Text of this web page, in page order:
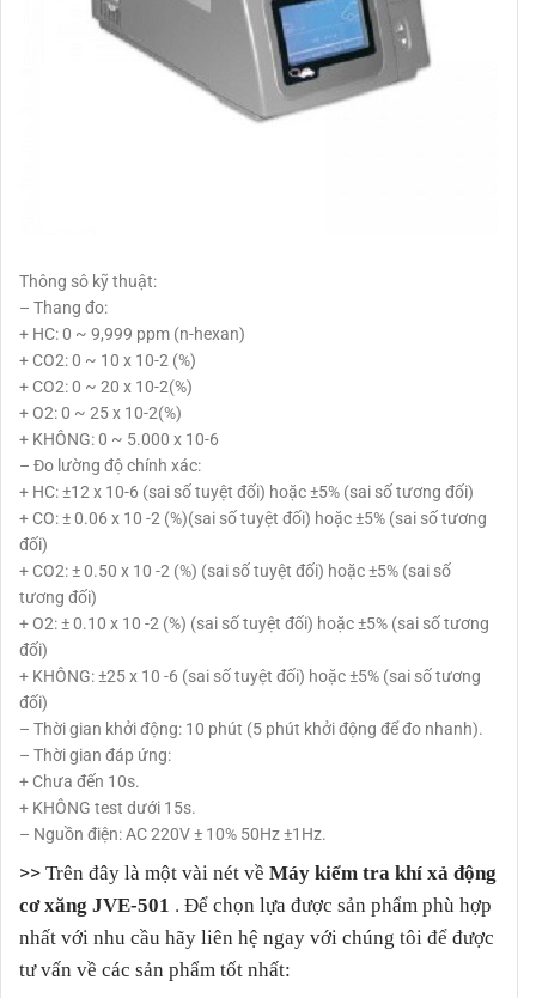
Thông sô kỹ thuật:
– Thang đo:
+ HC: 0 ~ 9,999 ppm (n-hexan)
+ CO2: 0 ~ 10 x 10-2 (%)
+ CO2: 0 ~ 20 x 10-2(%)
+ O2: 0 ~ 25 x 10-2(%)
+ KHÔNG: 0 ~ 5.000 x 10-6
– Đo lường độ chính xác:
+ HC: ±12 x 10-6 (sai số tuyệt đối) hoặc ±5% (sai số tương đối)
+ CO: ± 0.06 x 10 -2 (%)(sai số tuyệt đối) hoặc ±5% (sai số tương
đối)
+ CO2: ± 0.50 x 10 -2 (%) (sai số tuyệt đối) hoặc ±5% (sai số
tương đối)
+ O2: ± 0.10 x 10 -2 (%) (sai số tuyệt đối) hoặc ±5% (sai số tương
đối)
+ KHÔNG: ±25 x 10 -6 (sai số tuyệt đối) hoặc ±5% (sai số tương
đối)
– Thời gian khởi động: 10 phút (5 phút khởi động để đo nhanh).
– Thời gian đáp ứng:
+ Chưa đến 10s.
+ KHÔNG test dưới 15s.
– Nguồn điện: AC 220V ± 10% 50Hz ±1Hz.
>> Trên đây là một vài nét về Máy kiểm tra khí xả động
cơ xăng JVE-501 . Để chọn lựa được sản phẩm phù hợp
nhất với nhu cầu hãy liên hệ ngay với chúng tôi để được
tư vấn về các sản phẩm tốt nhất: